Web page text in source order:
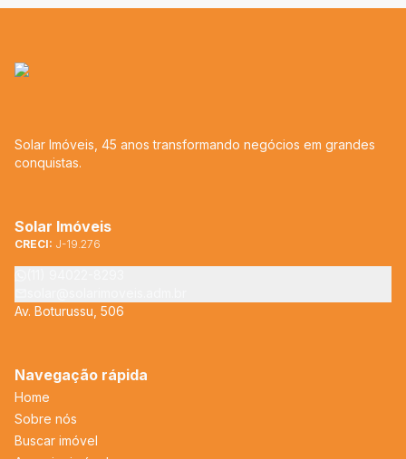
Solar Imóveis, 45 anos transformando negócios em grandes
conquistas.
Solar Imóveis
CRECI: J-19.276
Av. Boturussu, 506
Navegação rápida
Home
Sobre nós
Buscar imóvel